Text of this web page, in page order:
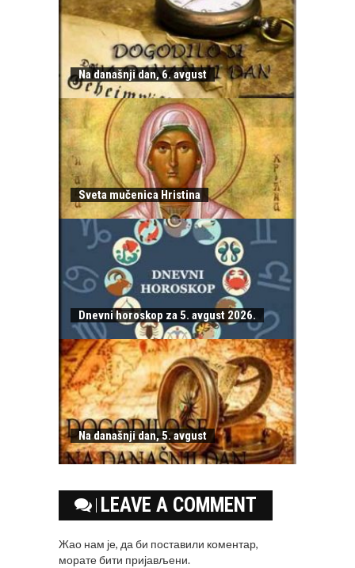
Na današnji dan, 6. avgust
Sveta mučenica Hristina
Dnevni horoskop za 5. avgust 2026.
Na današnji dan, 5. avgust
LEAVE A COMMENT
Жао нам је, да би поставили коментар,
моратебити пријављени.